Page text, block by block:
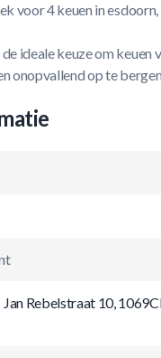
voor 4 keuen in
ideale keuze om keuen
onopvallend op te
Jan Rebelstraat 10,